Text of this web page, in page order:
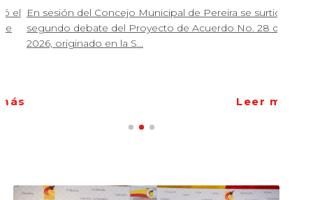
el
En sesión del Concejo Municipal de Pereira se surtió el
segundo debate del Proyecto de Acuerdo No. 28 de
2026, originado en la S...
Leer más